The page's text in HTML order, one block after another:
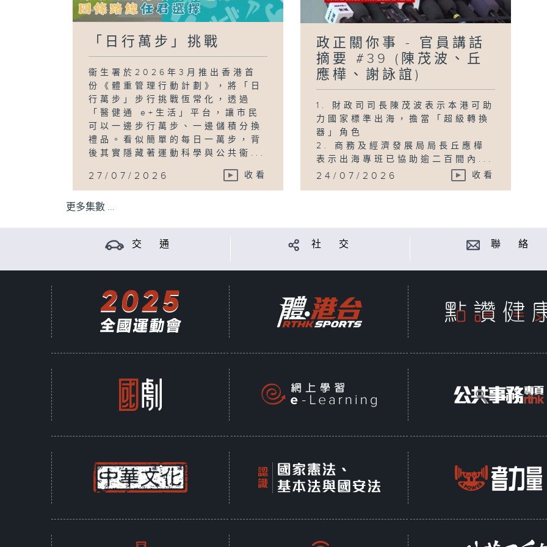
「日行萬步」挑戰
衞生署於2026年3月推出香港首
份《體重管理行動計劃》，將「日
行萬步」步行挑戰恆常化，透過
「醫健通 e+生活」平台，讓市民
可以一邊步行萬步、一邊儲積分換
禮品。看似簡單的每日一萬步，背
後其實隱藏著運動科學與公共衞...
27/07/2026 收看
政正關你事 - 官員講話
摘要 #39 (陳茂波、丘
應樺、謝詠誼)
1. 財政司司長陳茂波表示本港可助
力國家標準出海，擔當「超級轉換
器」角色
2. 商務及經濟發展局局長丘應樺
表示出海專班已協助逾二百間內...
24/07/2026 收看
更多集數 ...
交 通 社 交 聯 絡